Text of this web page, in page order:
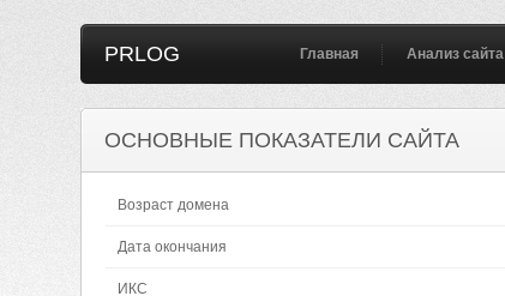
PRLOG Главная Анализ сайта
ОСНОВНЫЕ ПОКАЗАТЕЛИ САЙТА
Возраст домена
Дата окончания
ИКС